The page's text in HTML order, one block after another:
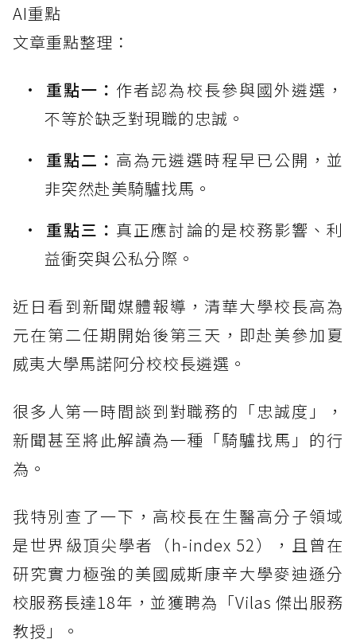
AI重點
文章重點整理：
重點一： 作者認為校長參與國外遴選，
不等於缺乏對現職的忠誠。
重點二： 高為元遴選時程早已公開，並
非突然赴美騎驢找馬。
重點三： 真正應討論的是校務影響、利
益衝突與公私分際。
近日看到新聞媒體報導，清華大學校長高為
元在第二任期開始後第三天，即赴美參加夏
威夷大學馬諾阿分校校長遴選。
很多人第一時間談到對職務的「忠誠度」，
新聞甚至將此解讀為一種「騎驢找馬」的行
為。
我特別查了一下，高校長在生醫高分子領域
是世界級頂尖學者（h-index 52），且曾在
研究實力極強的美國威斯康辛大學麥迪遜分
校服務長達18年，並獲聘為「Vilas 傑出服務
教授」。